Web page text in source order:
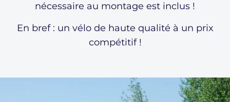
nécessaire au montage est inclus !
En bref : un vélo de haute qualité à un prix
compétitif !